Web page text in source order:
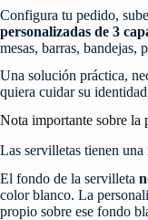
Configura tu pedido,
personalizadas de 3
mesas, barras, bandejas,
Una solución práctica,
quiera cuidar su
Nota importante sobre la
Las servilletas tienen
El fondo de la servilleta
color blanco. La
propio sobre ese fondo